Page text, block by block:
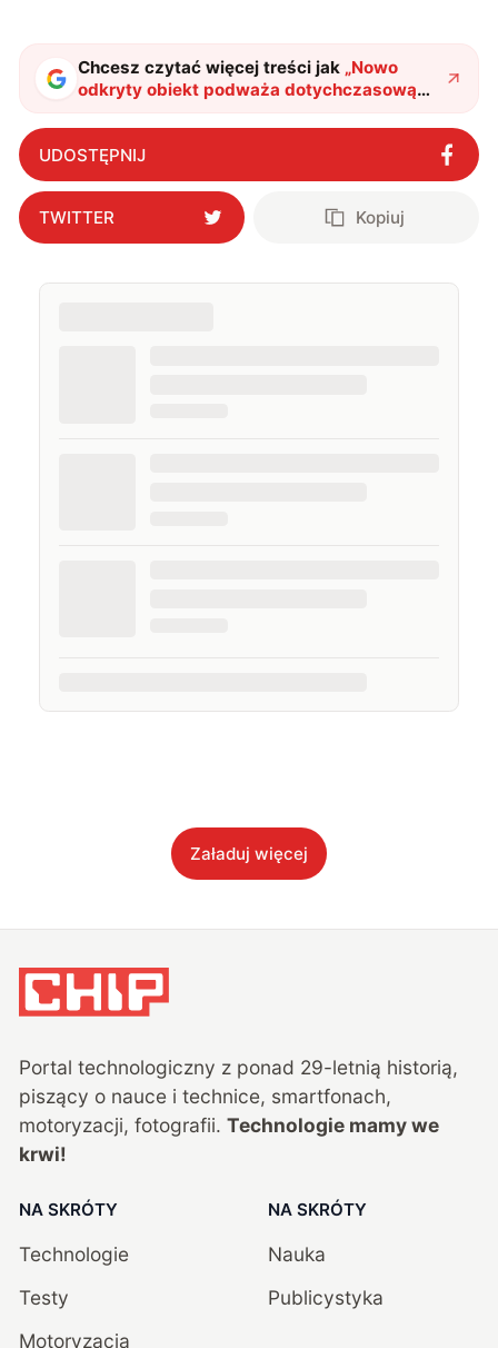
także uprawiać oraz oglądać sport.
Chcesz czytać więcej treści jak „Nowo
odkryty obiekt podważa dotychczasową
wiedzę o kosmosie"?
UDOSTĘPNIJ
TWITTER Kopiuj
Załaduj więcej
Portal technologiczny z ponad 29-letnią historią,
piszący o nauce i technice, smartfonach,
motoryzacji, fotografii. Technologie mamy we
krwi!
NA SKRÓTY
Technologie
Testy
Motoryzacja
NA SKRÓTY
Nauka
Publicystyka